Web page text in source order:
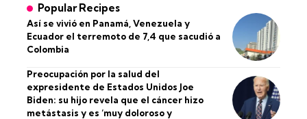
Popular Recipes
Así se vivió en Panamá, Venezuela y
Ecuador el terremoto de 7,4 que sacudió a
Colombia
Preocupación por la salud del
expresidente de Estados Unidos Joe
Biden: su hijo revela que el cáncer hizo
metástasis y es ‘muy doloroso y